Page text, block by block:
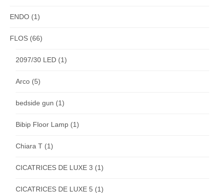
ENDO (1)
FLOS (66)
2097/30 LED (1)
Arco (5)
bedside gun (1)
Bibip Floor Lamp (1)
Chiara T (1)
CICATRICES DE LUXE 3 (1)
CICATRICES DE LUXE 5 (1)